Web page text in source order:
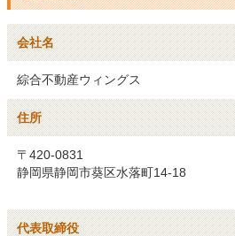
会社名
綜合不動産ウィングス
住所
〒420-0831
静岡県静岡市葵区水落町14-18
代表取締役